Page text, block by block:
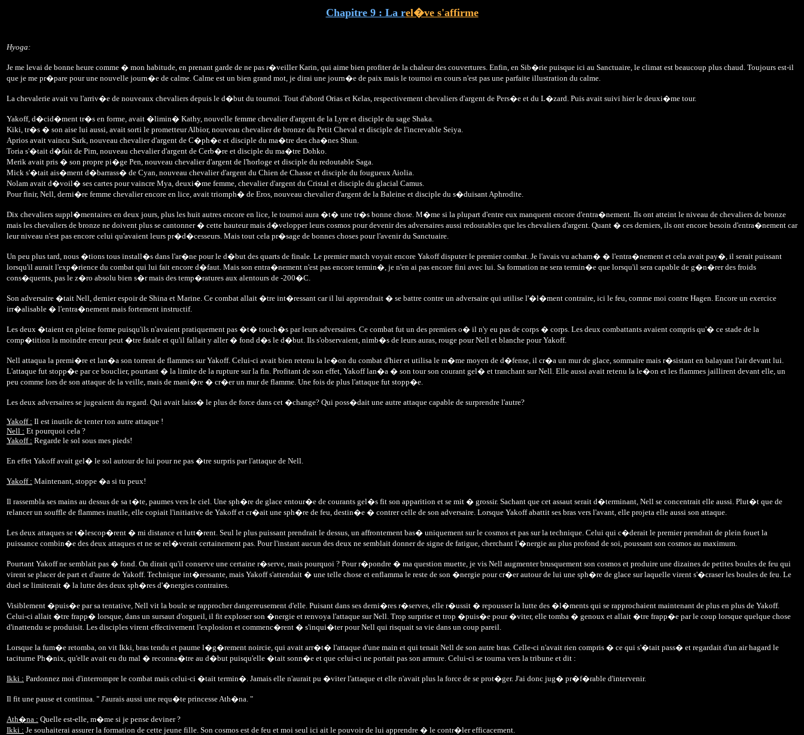
Chapitre 9 : La rel�ve s'affirme
Hyoga:
Je me levai de bonne heure comme � mon habitude, en prenant garde de ne pas r�veiller Karin, qui aime bien profiter de la chaleur des couvertures. Enfin, en Sib�rie puisque ici au Sanctuaire, le climat est beaucoup plus chaud. Toujours est-il
que je me pr�pare pour une nouvelle journ�e de calme. Calme est un bien grand mot, je dirai une journ�e de paix mais le tournoi en cours n'est pas une parfaite illustration du calme.
La chevalerie avait vu l'arriv�e de nouveaux chevaliers depuis le d�but du tournoi. Tout d'abord Orias et Kelas, respectivement chevaliers d'argent de Pers�e et du L�zard. Puis avait suivi hier le deuxi�me tour.
Yakoff, d�cid�ment tr�s en forme, avait �limin� Kathy, nouvelle femme chevalier d'argent de la Lyre et disciple du sage Shaka.
Kiki, tr�s � son aise lui aussi, avait sorti le prometteur Albior, nouveau chevalier de bronze du Petit Cheval et disciple de l'increvable Seiya.
Aprios avait vaincu Sark, nouveau chevalier d'argent de C�ph�e et disciple du ma�tre des cha�nes Shun.
Toria s'�tait d�fait de Pim, nouveau chevalier d'argent de Cerb�re et disciple du ma�tre Dohko.
Merik avait pris � son propre pi�ge Pen, nouveau chevalier d'argent de l'horloge et disciple du redoutable Saga.
Mick s'�tait ais�ment d�barrass� de Cyan, nouveau chevalier d'argent du Chien de Chasse et disciple du fougueux Aiolia.
Nolam avait d�voil� ses cartes pour vaincre Mya, deuxi�me femme, chevalier d'argent du Cristal et disciple du glacial Camus.
Pour finir, Nell, derni�re femme chevalier encore en lice, avait triomph� de Eros, nouveau chevalier d'argent de la Baleine et disciple du s�duisant Aphrodite.
Dix chevaliers suppl�mentaires en deux jours, plus les huit autres encore en lice, le tournoi aura �t� une tr�s bonne chose. M�me si la plupart d'entre eux manquent encore d'entra�nement. Ils ont atteint le niveau de chevaliers de bronze
mais les chevaliers de bronze ne doivent plus se cantonner � cette hauteur mais d�velopper leurs cosmos pour devenir des adversaires aussi redoutables que les chevaliers d'argent. Quant � ces derniers, ils ont encore besoin d'entra�nement car
leur niveau n'est pas encore celui qu'avaient leurs pr�d�cesseurs. Mais tout cela pr�sage de bonnes choses pour l'avenir du Sanctuaire.
Un peu plus tard, nous �tions tous install�s dans l'ar�ne pour le d�but des quarts de finale. Le premier match voyait encore Yakoff disputer le premier combat. Je l'avais vu acharn� � l'entra�nement et cela avait pay�, il serait puissant
lorsqu'il aurait l'exp�rience du combat qui lui fait encore d�faut. Mais son entra�nement n'est pas encore termin�, je n'en ai pas encore fini avec lui. Sa formation ne sera termin�e que lorsqu'il sera capable de g�n�rer des froids
cons�quents, pas le z�ro absolu bien s�r mais des temp�ratures aux alentours de -200�C.
Son adversaire �tait Nell, dernier espoir de Shina et Marine. Ce combat allait �tre int�ressant car il lui apprendrait � se battre contre un adversaire qui utilise l'�l�ment contraire, ici le feu, comme moi contre Hagen. Encore un exercice
irr�alisable � l'entra�nement mais fortement instructif.
Les deux �taient en pleine forme puisqu'ils n'avaient pratiquement pas �t� touch�s par leurs adversaires. Ce combat fut un des premiers o� il n'y eu pas de corps � corps. Les deux combattants avaient compris qu'� ce stade de la
comp�tition la moindre erreur peut �tre fatale et qu'il fallait y aller � fond d�s le d�but. Ils s'observaient, nimb�s de leurs auras, rouge pour Nell et blanche pour Yakoff.
Nell attaqua la premi�re et lan�a son torrent de flammes sur Yakoff. Celui-ci avait bien retenu la le�on du combat d'hier et utilisa le m�me moyen de d�fense, il cr�a un mur de glace, sommaire mais r�sistant en balayant l'air devant lui.
L'attaque fut stopp�e par ce bouclier, pourtant � la limite de la rupture sur la fin. Profitant de son effet, Yakoff lan�a � son tour son courant gel� et tranchant sur Nell. Elle aussi avait retenu la le�on et les flammes jaillirent devant elle, un
peu comme lors de son attaque de la veille, mais de mani�re � cr�er un mur de flamme. Une fois de plus l'attaque fut stopp�e.
Les deux adversaires se jugeaient du regard. Qui avait laiss� le plus de force dans cet �change? Qui poss�dait une autre attaque capable de surprendre l'autre?
Yakoff : Il est inutile de tenter ton autre attaque !
Nell : Et pourquoi cela ?
Yakoff : Regarde le sol sous mes pieds!
En effet Yakoff avait gel� le sol autour de lui pour ne pas �tre surpris par l'attaque de Nell.
Yakoff : Maintenant, stoppe �a si tu peux!
Il rassembla ses mains au dessus de sa t�te, paumes vers le ciel. Une sph�re de glace entour�e de courants gel�s fit son apparition et se mit � grossir. Sachant que cet assaut serait d�terminant, Nell se concentrait elle aussi. Plut�t que de
relancer un souffle de flammes inutile, elle copiait l'initiative de Yakoff et cr�ait une sph�re de feu, destin�e � contrer celle de son adversaire. Lorsque Yakoff abattit ses bras vers l'avant, elle projeta elle aussi son attaque.
Les deux attaques se t�lescop�rent � mi distance et lutt�rent. Seul le plus puissant prendrait le dessus, un affrontement bas� uniquement sur le cosmos et pas sur la technique. Celui qui c�derait le premier prendrait de plein fouet la
puissance combin�e des deux attaques et ne se rel�verait certainement pas. Pour l'instant aucun des deux ne semblait donner de signe de fatigue, cherchant l'�nergie au plus profond de soi, poussant son cosmos au maximum.
Pourtant Yakoff ne semblait pas � fond. On dirait qu'il conserve une certaine r�serve, mais pourquoi ? Pour r�pondre � ma question muette, je vis Nell augmenter brusquement son cosmos et produire une dizaines de petites boules de feu qui
virent se placer de part et d'autre de Yakoff. Technique int�ressante, mais Yakoff s'attendait � une telle chose et enflamma le reste de son �nergie pour cr�er autour de lui une sph�re de glace sur laquelle virent s'�craser les boules de feu. Le
duel se limiterait � la lutte des deux sph�res d'�nergies contraires.
Visiblement �puis�e par sa tentative, Nell vit la boule se rapprocher dangereusement d'elle. Puisant dans ses derni�res r�serves, elle r�ussit � repousser la lutte des �l�ments qui se rapprochaient maintenant de plus en plus de Yakoff.
Celui-ci allait �tre frapp� lorsque, dans un sursaut d'orgueil, il fit exploser son �nergie et renvoya l'attaque sur Nell. Trop surprise et trop �puis�e pour �viter, elle tomba � genoux et allait �tre frapp�e par le coup lorsque quelque chose
d'inattendu se produisit. Les disciples virent effectivement l'explosion et commenc�rent � s'inqui�ter pour Nell qui risquait sa vie dans un coup pareil.
Lorsque la fum�e retomba, on vit Ikki, bras tendu et paume l�g�rement noircie, qui avait arr�t� l'attaque d'une main et qui tenait Nell de son autre bras. Celle-ci n'avait rien compris � ce qui s'�tait pass� et regardait d'un air hagard le
taciturne Ph�nix, qu'elle avait eu du mal � reconna�tre au d�but puisqu'elle �tait sonn�e et que celui-ci ne portait pas son armure. Celui-ci se tourna vers la tribune et dit :
Ikki : Pardonnez moi d'interrompre le combat mais celui-ci �tait termin�. Jamais elle n'aurait pu �viter l'attaque et elle n'avait plus la force de se prot�ger. J'ai donc jug� pr�f�rable d'intervenir.
Il fit une pause et continua. " J'aurais aussi une requ�te princesse Ath�na. "
Ath�na : Quelle est-elle, m�me si je pense deviner ?
Ikki : Je souhaiterai assurer la formation de cette jeune fille. Son cosmos est de feu et moi seul ici ait le pouvoir de lui apprendre � le contr�ler efficacement.